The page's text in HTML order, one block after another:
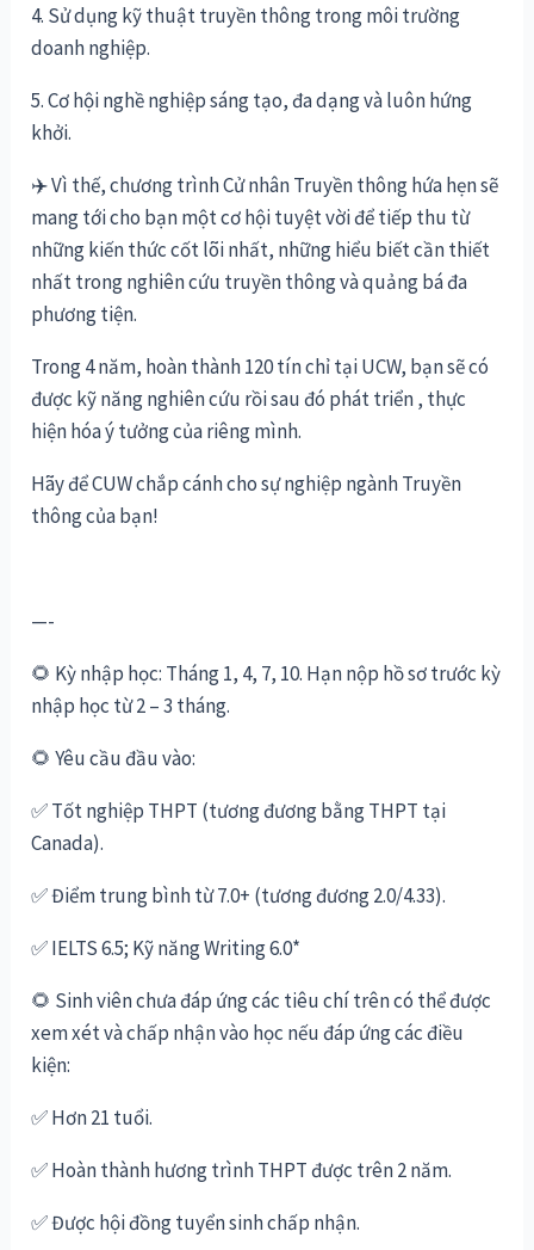
4. Sử dụng kỹ thuật truyền thông trong môi trường
doanh nghiệp.
5. Cơ hội nghề nghiệp sáng tạo, đa dạng và luôn hứng
khởi.
✈️Vì thế, chương trình Cử nhân Truyền thông hứa hẹn sẽ
mang tới cho bạn một cơ hội tuyệt vời để tiếp thu từ
những kiến thức cốt lõi nhất, những hiểu biết cần thiết
nhất trong nghiên cứu truyền thông và quảng bá đa
phương tiện.
Trong 4 năm, hoàn thành 120 tín chỉ tại UCW, bạn sẽ có
được kỹ năng nghiên cứu rồi sau đó phát triển , thực
hiện hóa ý tưởng của riêng mình.
Hãy để CUW chắp cánh cho sự nghiệp ngành Truyền
thông của bạn!
—-
🌻 Kỳ nhập học: Tháng 1, 4, 7, 10. Hạn nộp hồ sơ trước kỳ
nhập học từ 2 – 3 tháng.
🌻 Yêu cầu đầu vào:
✅Tốt nghiệp THPT (tương đương bằng THPT tại
Canada).
✅Điểm trung bình từ 7.0+ (tương đương 2.0/4.33).
✅IELTS 6.5; Kỹ năng Writing 6.0*
🌻 Sinh viên chưa đáp ứng các tiêu chí trên có thể được
xem xét và chấp nhận vào học nếu đáp ứng các điều
kiện:
✅Hơn 21 tuổi.
✅Hoàn thành hương trình THPT được trên 2 năm.
✅Được hội đồng tuyển sinh chấp nhận.